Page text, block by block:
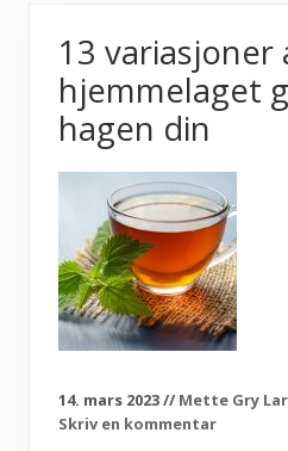
d
y
r
k
e
g
r
ø
n
n
s
a
k
e
r
ø
k
l
o
g
13 variasjoner
hjemmelaget
hagen din
14. mars 2023// Mette Gry
Skriv en kommentar